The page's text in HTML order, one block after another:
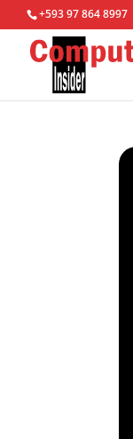
+593 97 864 8997